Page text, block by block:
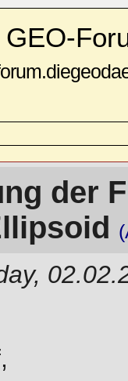
GEO-
der